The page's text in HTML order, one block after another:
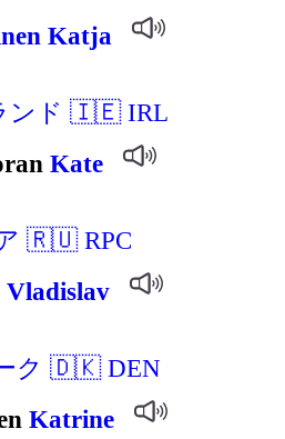
Katja
ンド 🇮🇪 IRL
Kate
🇷🇺 RPC
Vladislav
ク 🇩🇰 DEN
Katrine